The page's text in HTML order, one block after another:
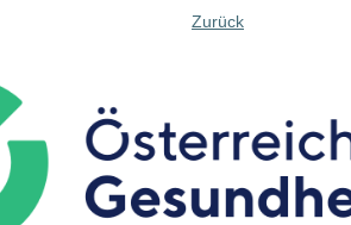
Zurück